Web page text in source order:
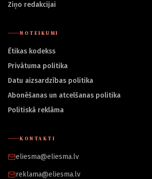
Ziņo redakcijai
NOTEIKUMI
Ētikas kodekss
Privātuma politika
Datu aizsardzības politika
Abonēšanas un atcelšanas politika
Politiskā reklāma
KONTAKTI
eliesma@eliesma.lv
reklama@eliesma.lv